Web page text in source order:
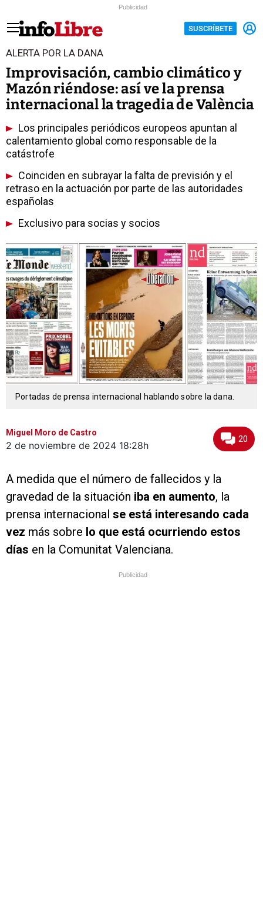
Publicidad
SUSCRÍBETE
ALERTA POR LA DANA
Improvisación, cambio climático y
Mazón riéndose: así ve la prensa
internacional la tragedia de València
Los principales periódicos europeos apuntan al
calentamiento global como responsable de la
catástrofe
Coinciden en subrayar la falta de previsión y el
retraso en la actuación por parte de las autoridades
españolas
Exclusivo para socias y socios
Portadas de prensa internacional hablando sobre la dana.
Miguel Moro de Castro
2 de noviembre de 2024 18:28h
20
A medida que el número de fallecidos y la
gravedad de la situación iba en aumento, la
prensa internacional se está interesando cada
vez más sobre lo que está ocurriendo estos
días en la Comunitat Valenciana.
Publicidad